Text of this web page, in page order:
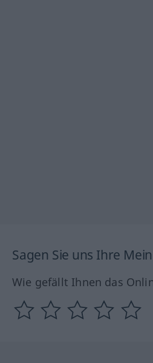
Sagen Sie uns Ihre
Wie gefällt Ihnen das